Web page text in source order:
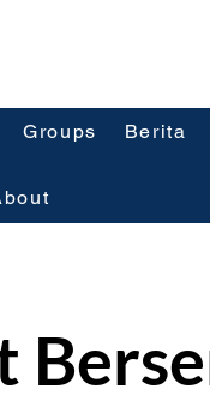
Groups Berita